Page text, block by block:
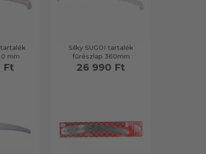
tartalék
mm
Ft
Silky SUGOI tartalék
fűrészlap 360mm
26 990 Ft